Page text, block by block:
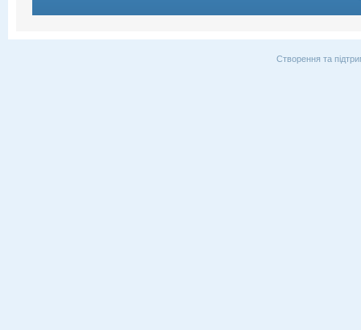
Створення та